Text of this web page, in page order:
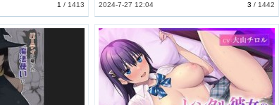
1 / 1413 3 / 1442
2024-7-27 12:04